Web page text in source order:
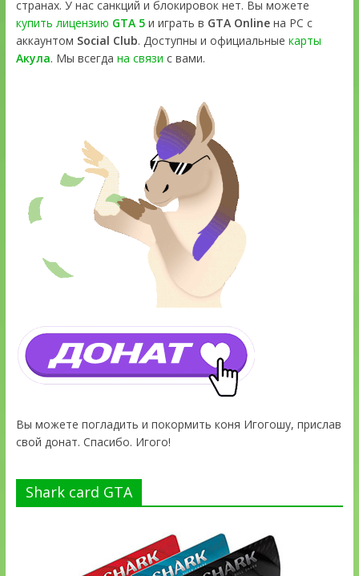
странах. У нас санкций и блокировок нет. Вы можете
купить лицензию GTA 5и играть в GTA Onlineна PC с
аккаунтом Social Club. Доступны и официальные карты
Акула. Мы всегда на связи с вами.
Вы можете погладить и покормить коня Игогошу, прислав
свой донат. Спасибо. Игого!
Shark card GTA